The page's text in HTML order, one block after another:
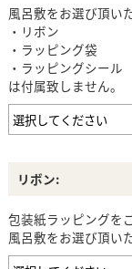
風呂敷をお選び頂い
・リボン
・ラッピング袋
・ラッピングシール
は付属致しません。
リボン:
包装紙ラッピングを
風呂敷をお選び頂い